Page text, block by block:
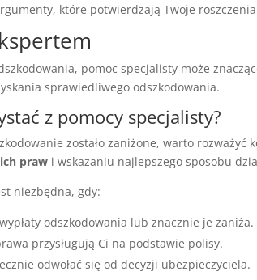
które potwierdzają Twoje
pomoc specjalisty może
sprawiedliwego odszkodowania.
z pomocy specjalisty?
zostało zaniżone, warto
praw i wskazaniu najlepszego sposobu
niezbędna, gdy:
odszkodowania lub znacznie je zaniża.
przysługują Ci na podstawie polisy.
odwołać się od decyzji ubezpieczyciela.